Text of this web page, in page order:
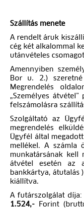
Szállítás menete
A rendelt áruk
cég két alkalommal
utánvételes
Amennyiben
Bor u. 2.)
Megrendelés
„Személyes
felszámolásra
Szolgáltató az
megrendelés
Ügyfél által
mellékel. A számla
munkatársának kell
átvétel esetén az
bankkártya, átutalás
kiállítva.
A futárszolgálat díja:
1.524,- Forint